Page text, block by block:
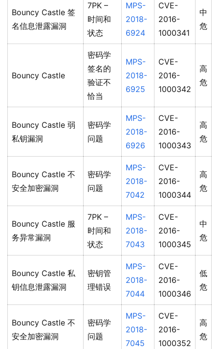
Bouncy Castle 签
名信息泄露漏洞
7PK –
时间和
状态
MPS-
2018-
6924
CVE-
2016-
1000341
中
危
Bouncy Castle
密码学
签名的
验证不
恰当
MPS-
2018-
6925
CVE-
2016-
1000342
高
危
Bouncy Castle 弱
私钥漏洞
密码学
问题
MPS-
2018-
6926
CVE-
2016-
1000343
高
危
Bouncy Castle 不
安全加密漏洞
密码学
问题
MPS-
2018-
7042
CVE-
2016-
1000344
高
危
Bouncy Castle 服
务异常漏洞
7PK –
时间和
状态
MPS-
2018-
7043
CVE-
2016-
1000345
中
危
Bouncy Castle 私
钥信息泄露漏洞
密钥管
理错误
MPS-
2018-
7044
CVE-
2016-
1000346
低
危
Bouncy Castle 不
安全加密漏洞
密码学
问题
MPS-
2018-
7045
CVE-
2016-
1000352
高
危